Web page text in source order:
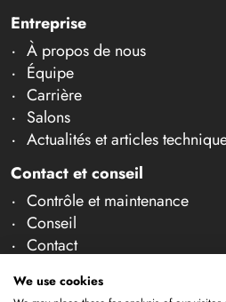
Entreprise
À propos de nous
Équipe
Carrière
Salons
Actualités et articles
Contact et conseil
Contrôle et maintenance
Conseil
Contact
Sous réserve de modifications
We use cookies